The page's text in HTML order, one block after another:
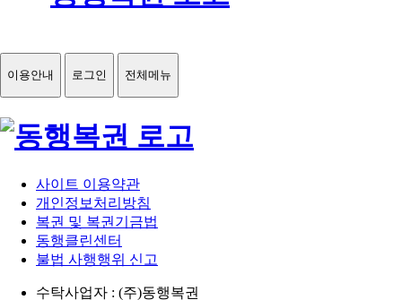
이용안내 로그인 전체메뉴
사이트 이용약관
개인정보처리방침
복권 및 복권기금법
동행클린센터
불법 사행행위 신고
수탁사업자 : (주)동행복권